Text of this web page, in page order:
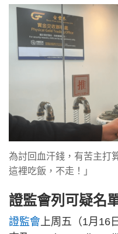
為討回血汗錢，有苦主打
這裡吃飯，不走！」
證監會列可疑名
證監會上周五（1月16